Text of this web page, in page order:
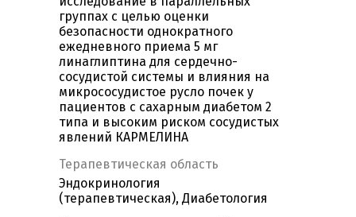
группах с целью оценки
безопасности однократного
ежедневного приема 5 мг
линаглиптина для сердечно-
сосудистой системы и влияния на
микрососудистое русло почек у
пациентов с сахарным диабетом 2
типа и высоким риском сосудистых
явлений КАРМЕЛИНА
Терапевтическая область
Эндокринология
(терапевтическая), Диабетология